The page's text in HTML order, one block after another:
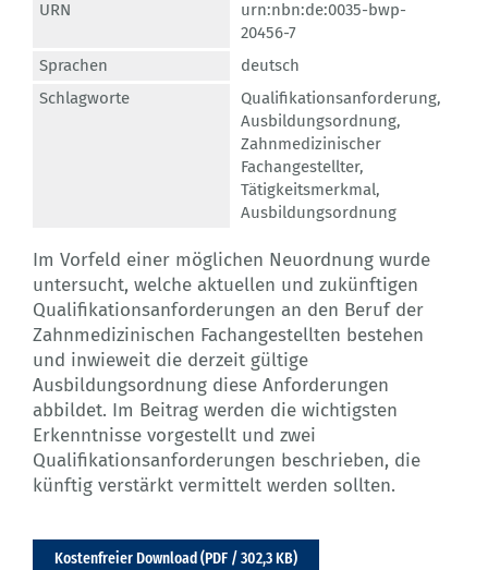
URN
urn:nbn:de:0035-bwp-
20456-7
Sprachen
deutsch
Schlagworte
Qualifikationsanforderung,
Ausbildungsordnung,
Zahnmedizinischer
Fachangestellter,
Tätigkeitsmerkmal,
Ausbildungsordnung
Im Vorfeld einer möglichen Neuordnung wurde
untersucht, welche aktuellen und zukünftigen
Qualifikationsanforderungen an den Beruf der
Zahnmedizinischen Fachangestellten bestehen
und inwieweit die derzeit gültige
Ausbildungsordnung diese Anforderungen
abbildet. Im Beitrag werden die wichtigsten
Erkenntnisse vorgestellt und zwei
Qualifikationsanforderungen beschrieben, die
künftig verstärkt vermittelt werden sollten.
Kostenfreier Download (PDF / 302,3 KB)